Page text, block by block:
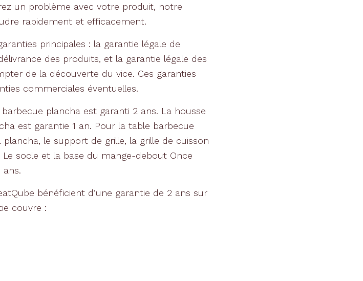
un problème avec votre produit, notre
rapidement et efficacement.
principales : la garantie légale de
des produits, et la garantie légale des
de la découverte du vice. Ces garanties
commerciales éventuelles.
plancha est garanti 2 ans. La housse
est garantie 1 an. Pour la table barbecue
le support de grille, la grille de cuisson
socle et la base du mange-debout Once
ans.
bénéficient d’une garantie de 2 ans sur
couvre :